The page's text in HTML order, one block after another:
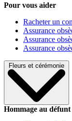
Pour vous aider
Racheter un
Assurance
Assurance
Assurance
Fleurs et cérémonie
Hommage au défunt